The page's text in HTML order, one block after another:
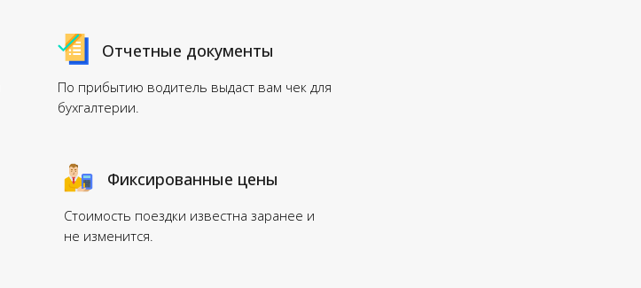
По прибытию водитель выдаст вам чек для
бухгалтерии.
Стоимость поездки известна заранее и
не изменится.
Отчетные документы
Фиксированные цены